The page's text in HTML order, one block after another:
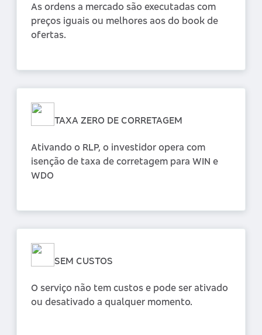
As ordens a mercado são executadas com
preços iguais ou melhores aos do book de
ofertas.
TAXA ZERO DE CORRETAGEM
Ativando o RLP, o investidor opera com
isenção de taxa de corretagem para WIN e
WDO
SEM CUSTOS
O serviço não tem custos e pode ser ativado
ou desativado a qualquer momento.